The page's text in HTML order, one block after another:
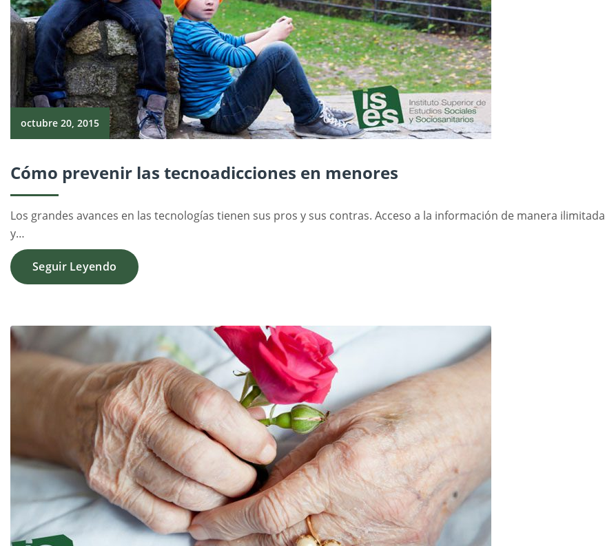
octubre 20, 2015
Cómo prevenir las tecnoadicciones en menores
Los grandes avances en las tecnologías tienen sus pros y sus contras. Acceso a la información de manera ilimitada
y…
Seguir Leyendo